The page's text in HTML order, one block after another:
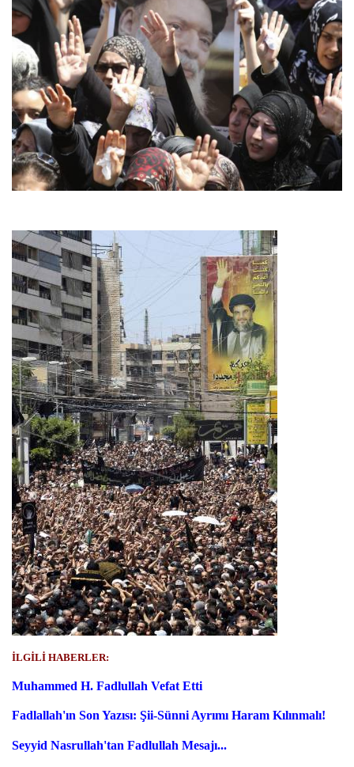
İLGİLİ HABERLER:
Muhammed H. Fadlullah Vefat Etti
Fadlallah'ın Son Yazısı: Şii-Sünni Ayrımı Haram Kılınmalı!
Seyyid Nasrullah'tan Fadlullah Mesajı...